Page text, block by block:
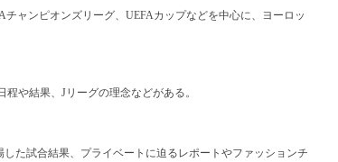
ャンピオンズリーグ、UEFAカップなどを中心に、ヨーロッ
や結果、Jリーグの理念などがある。
た試合結果、プライベートに迫るレポートやファッションチ